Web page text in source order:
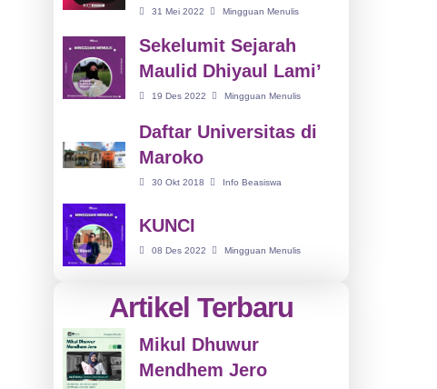
31 Mei 2022 Mingguan Menulis
Sekelumit Sejarah
Maulid Dhiyaul Lami’
19 Des 2022 Mingguan Menulis
Daftar Universitas di
Maroko
30 Okt 2018 Info Beasiswa
KUNCI
08 Des 2022 Mingguan Menulis
Artikel Terbaru
Mikul Dhuwur
Mendhem Jero